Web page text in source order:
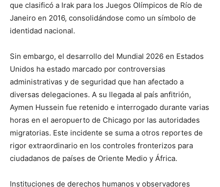
que clasificó a Irak para los Juegos Olímpicos de Río de
Janeiro en 2016, consolidándose como un símbolo de
identidad nacional.
Sin embargo, el desarrollo del Mundial 2026 en Estados
Unidos ha estado marcado por controversias
administrativas y de seguridad que han afectado a
diversas delegaciones. A su llegada al país anfitrión,
Aymen Hussein fue retenido e interrogado durante varias
horas en el aeropuerto de Chicago por las autoridades
migratorias. Este incidente se suma a otros reportes de
rigor extraordinario en los controles fronterizos para
ciudadanos de países de Oriente Medio y África.
Instituciones de derechos humanos y observadores